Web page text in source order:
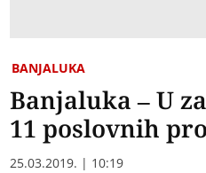
BANJALUKA
Banjaluka – U
11 poslovnih
25.03.2019. | 10:19